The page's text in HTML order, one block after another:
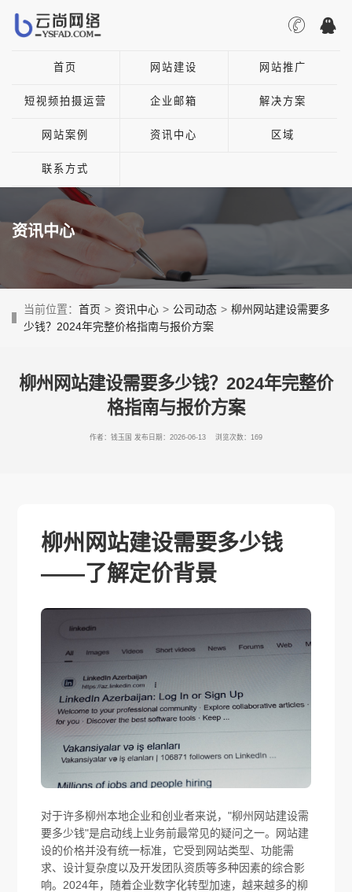
首页 网站建设 网站推广
短视频拍摄运营 企业邮箱 解决方案
网站案例 资讯中心 区域
联系方式
资讯中心
当前位置： 首页 > 资讯中心 > 公司动态 > 柳州网站建设需要多
少钱？2024年完整价格指南与报价方案
柳州网站建设需要多少钱？2024年完整价
格指南与报价方案
作者：钱玉国 发布日期：2026-06-13 浏览次数：169
柳州网站建设需要多少钱
——了解定价背景
对于许多柳州本地企业和创业者来说，"柳州网站建设需
要多少钱"是启动线上业务前最常见的疑问之一。网站建
设的价格并没有统一标准，它受到网站类型、功能需
求、设计复杂度以及开发团队资质等多种因素的综合影
响。2024年，随着企业数字化转型加速，越来越多的柳